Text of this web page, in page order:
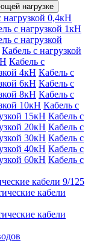
нагрузке
нагрузкой 0,4кН
с нагрузкой 1кН
с нагрузкой
Кабель с нагрузкой
Кабель с
4кН Кабель с
6кН Кабель с
8кН Кабель с
10кН Кабель с
15кН Кабель с
20кН Кабель с
30кН Кабель с
40кН Кабель с
60кН Кабель с
кабели 9/125
кабели
кабели